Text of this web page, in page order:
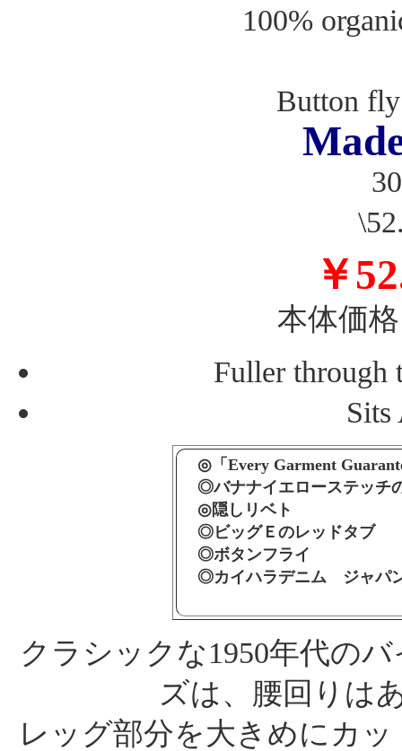
100%
Button
￥
本体価
Fuller through
Sits
◎「Every Garment
◎バナナイエローステッチ
◎隠しリベト
◎ビッグＥのレッドタブ
◎ボタンフライ
◎カイハラデニム ジャパ
クラシックな1950年代の
ズは、腰回りは
レッグ部分を大きめにカ